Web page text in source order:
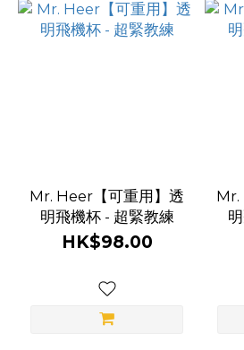
Mr. Heer【可重用】透
明飛機杯 - 超緊教練
HK$98.00
Mr.